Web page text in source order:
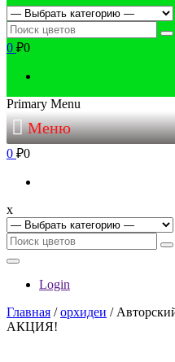
0 ₽0
Primary Menu
Меню
0 ₽0
x
Login
Главная /орхидеи /
АКЦИЯ!